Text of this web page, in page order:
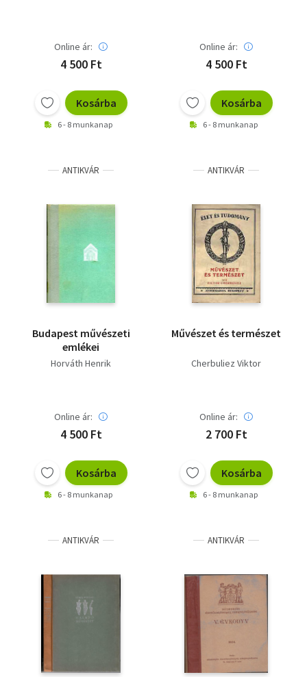
Online ár:
4 500 Ft
Kosárba
6 - 8 munkanap
Online ár:
4 500 Ft
Kosárba
6 - 8 munkanap
ANTIKVÁR
Budapest művészeti
emlékei
Horváth Henrik
Online ár:
4 500 Ft
Kosárba
6 - 8 munkanap
ANTIKVÁR
Művészet és természet
Cherbuliez Viktor
Online ár:
2 700 Ft
Kosárba
6 - 8 munkanap
ANTIKVÁR ANTIKVÁR